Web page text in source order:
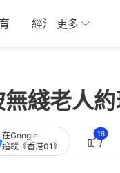
經濟 01深圳
更多
綫老人
在Google
追蹤《香港01》
18